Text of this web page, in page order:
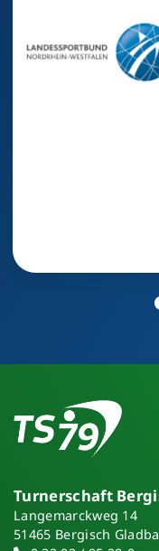
Turnerschaft
Langemarckweg 14
51465 Bergisch